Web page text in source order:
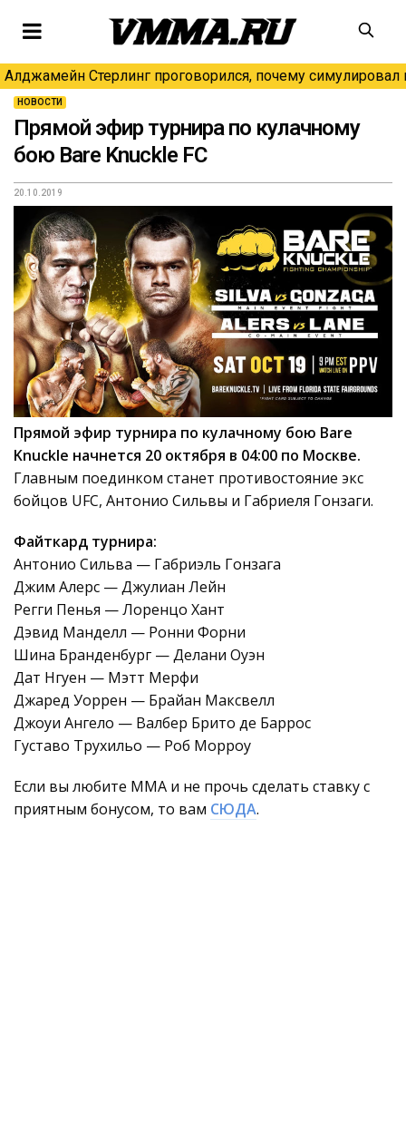
Алджамейн Стерлинг проговорился, почему симулировал
НОВОСТИ
Прямой эфир турнира по кулачному
бою Bare Knuckle FC
20.10.2019
Прямой эфир турнира по кулачному бою Bare
Knuckle начнется 20 октября в 04:00 по Москве.
Главным поединком станет противостояние экс
бойцов UFC, Антонио Сильвы и Габриеля Гонзаги.
Файткард турнира:
Антонио Сильва — Габриэль Гонзага
Джим Алерс — Джулиан Лейн
Регги Пенья — Лоренцо Хант
Дэвид Манделл — Ронни Форни
Шина Бранденбург — Делани Оуэн
Дат Нгуен — Мэтт Мерфи
Джаред Уоррен — Брайан Максвелл
Джоуи Ангело — Валбер Брито де Баррос
Густаво Трухильо — Роб Морроу
Если вы любите ММА и не прочь сделать ставку с
приятным бонусом, то вам СЮДА.